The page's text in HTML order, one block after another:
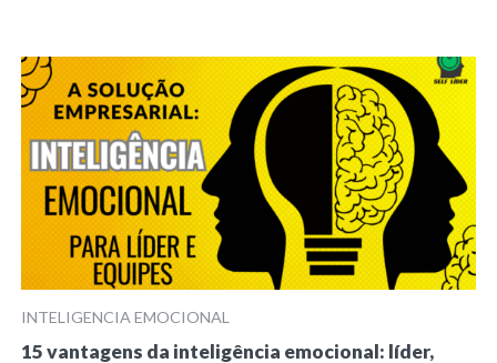
INTELIGENCIA EMOCIONAL
15 vantagens da inteligência emocional: líder,